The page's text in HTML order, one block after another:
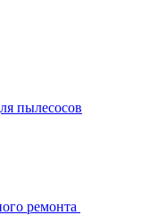
пылесосов
ремонта